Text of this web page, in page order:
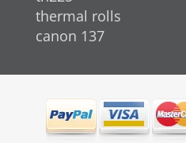
thermal rolls
canon 137